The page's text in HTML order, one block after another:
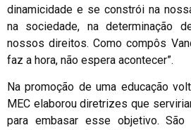
dinamicidade e se constrói na
na sociedade, na determinação
nossos direitos. Como compôs
faz a hora, não espera acontecer”.
Na promoção de uma educação
MEC elaborou diretrizes que
para embasar esse objetivo. São